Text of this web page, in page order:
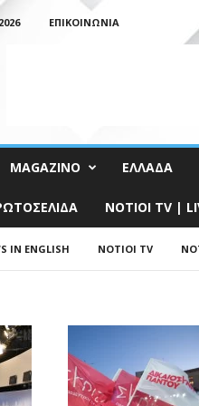
ΕΠΙΚΟΙΝΩΝΊΑ
MAGAZINO ΕΛΛΆΔΑ
NOTIOI TV |
IN ENGLISH NOTIOI TV